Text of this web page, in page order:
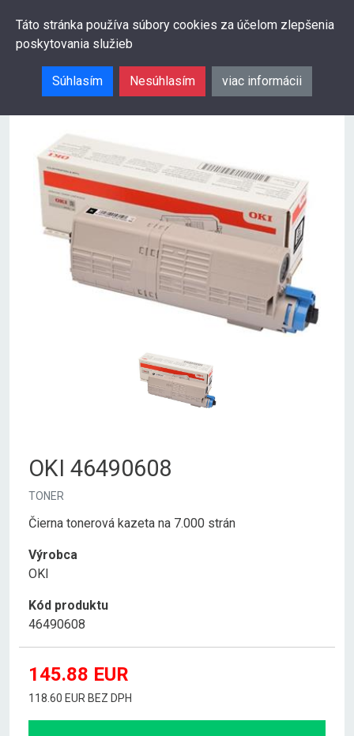
Táto stránka používa súbory cookies za účelom zlepšenia
poskytovania služieb
Súhlasím Nesúhlasím viac informácii
OKI 46490608
TONER
Čierna tonerová kazeta na 7.000 strán
Výrobca
OKI
Kód produktu
46490608
145.88 EUR
118.60 EUR BEZ DPH